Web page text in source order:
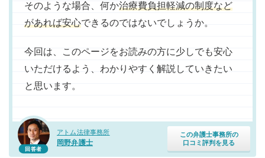
回答者
アトム法律事務所
岡野弁護士
この弁護士事務所の
口コミ評判を見る
そのような場合、何か治療費負担軽減の制度など
があれば安心できるのではないでしょうか。
今回は、このページをお読みの方に少しでも安心
いただけるよう、わかりやすく解説していきたい
と思います。